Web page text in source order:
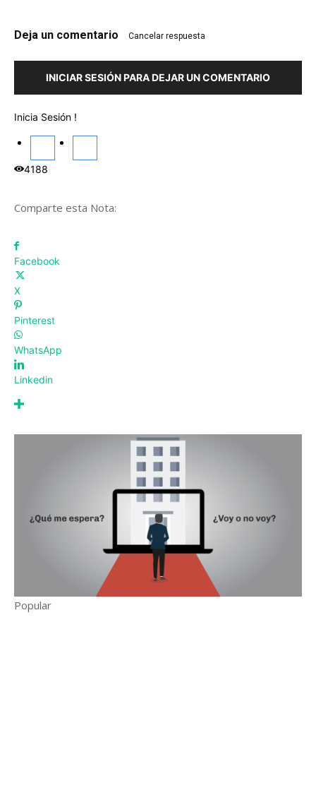
Deja un comentario Cancelar respuesta
INICIAR SESIÓN PARA DEJAR UN COMENTARIO
Inicia Sesión !
4188
Comparte esta Nota:
Facebook
X
Pinterest
WhatsApp
Linkedin
Popular